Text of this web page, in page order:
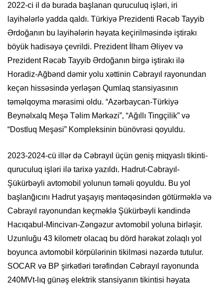
2022-ci il də burada başlanan quruculuq işləri, iri
layihələrlə yadda qaldı. Türkiyə Prezidenti Rəcəb Tayyib
Ərdoğanın bu layihələrin həyata keçirilməsində iştirakı
böyük hadisəyə çevrildi. Prezident İlham Əliyev və
Prezident Rəcəb Tayyib Ərdoğanın birgə iştirakı ilə
Horadiz-Ağbənd dəmir yolu xəttinin Cəbrayıl rayonundan
keçən hissəsində yerləşən Qumlaq stansiyasının
təməlqoyma mərasimi oldu. “Azərbaycan-Türkiyə
Beynəlxalq Meşə Təlim Mərkəzi”, “Ağıllı Tingçilik” və
“Dostluq Meşəsi” Kompleksinin bünövrəsi qoyuldu.
2023-2024-cü illər də Cəbrayıl üçün geniş miqyaslı tikinti-
quruculuq işləri ilə tarixə yazıldı. Hadrut-Cəbrayıl-
Şükürbəyli avtomobil yolunun təməli qoyuldu. Bu yol
başlanğıcını Hadrut yaşayış məntəqəsindən götürməklə və
Cəbrayıl rayonundan keçməklə Şükürbəyli kəndində
Hacıqabul-Mincivan-Zəngəzur avtomobil yoluna birləşir.
Uzunluğu 43 kilometr olacaq bu dörd hərəkət zolaqlı yol
boyunca avtomobil körpülərinin tikilməsi nəzərdə tutulur.
SOCAR və BP şirkətləri tərəfindən Cəbrayıl rayonunda
240MVt-lıq günəş elektrik stansiyanın tikintisi həyata